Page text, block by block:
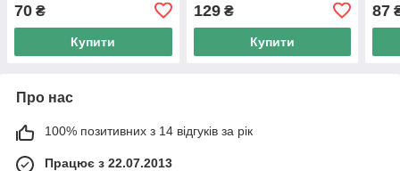
70 ₴
Купити
129₴
Купити
87
Про нас
100% позитивних з 14 відгуків за рік
Працює з 22.07.2013